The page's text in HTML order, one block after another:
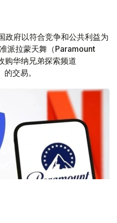
政府以符合竞争和公共利益为
派拉蒙天舞（Paramount
购华纳兄弟探索频道
交易。